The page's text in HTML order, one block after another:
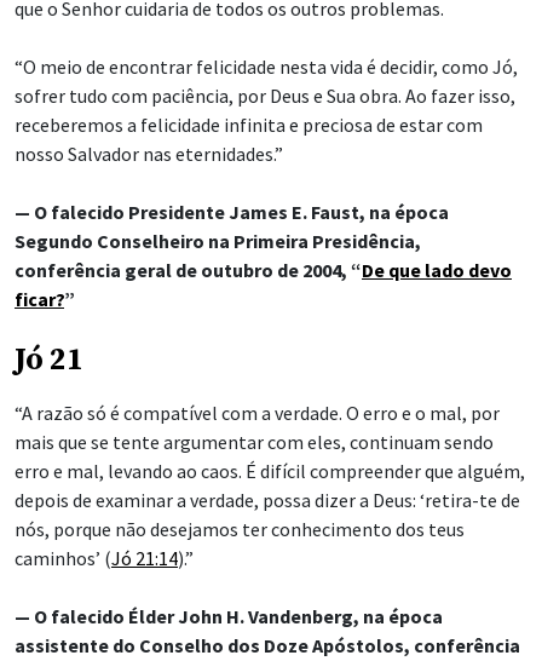
que o Senhor cuidaria de todos os outros problemas.
“O meio de encontrar felicidade nesta vida é decidir, como Jó,
sofrer tudo com paciência, por Deus e Sua obra. Ao fazer isso,
receberemos a felicidade infinita e preciosa de estar com
nosso Salvador nas eternidades.”
— O falecido Presidente James E. Faust, na época
Segundo Conselheiro na Primeira Presidência,
conferência geral de outubro de 2004, “De que lado devo
ficar?”
Jó 21
“A razão só é compatível com a verdade. O erro e o mal, por
mais que se tente argumentar com eles, continuam sendo
erro e mal, levando ao caos. É difícil compreender que alguém,
depois de examinar a verdade, possa dizer a Deus: ‘retira-te de
nós, porque não desejamos ter conhecimento dos teus
caminhos’ (Jó 21:14).”
— O falecido Élder John H. Vandenberg, na época
assistente do Conselho dos Doze Apóstolos, conferência